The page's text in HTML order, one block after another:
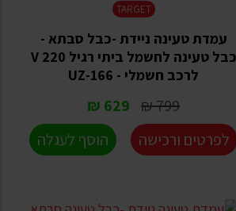
TARGET
עמדת טעינה ניידת -כבל סבתא -
כבל טעינה לחשמל ביתי רגיל 220 V
לרכב חשמלי - UZ-166
799 ₪
629 ₪
לפרטים ורכישה הוסף לעגלה